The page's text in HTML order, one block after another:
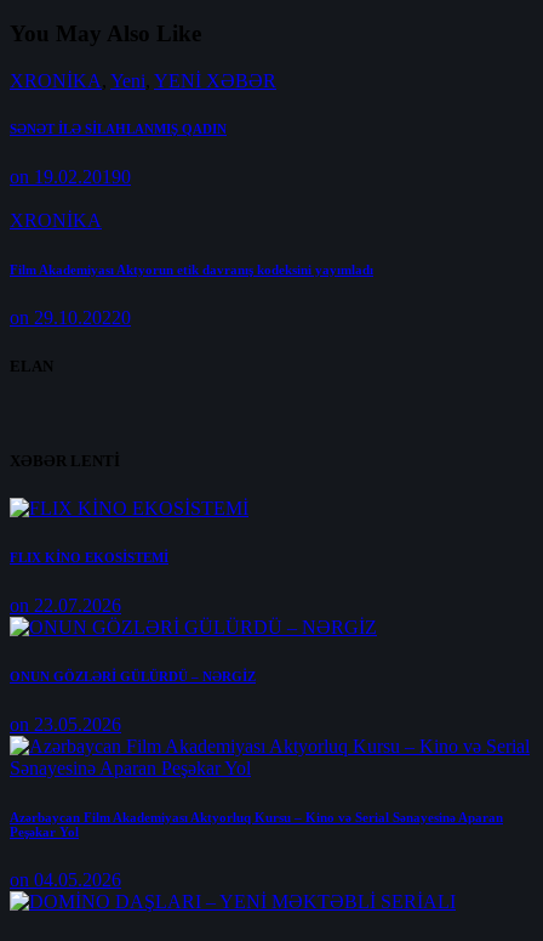
You May Also Like
XRONİKA, Yeni, YENİ XƏBƏR
SƏNƏT İLƏ SİLAHLANMIŞ QADIN
on 19.02.20190
XRONİKA
Film Akademiyası Aktyorun etik davranış kodeksini yayımladı
on 29.10.20220
ELAN
XƏBƏR LENTİ
FLIX KİNO EKOSİSTEMİ
on 22.07.2026
ONUN GÖZLƏRİ GÜLÜRDÜ – NƏRGİZ
on 23.05.2026
Azərbaycan Film Akademiyası Aktyorluq Kursu – Kino və Serial Sənayesinə Aparan
Peşəkar Yol
on 04.05.2026